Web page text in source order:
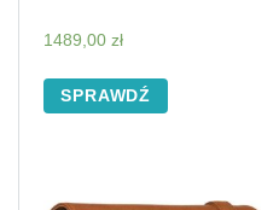
1489,00 zł
SPRAWDŹ